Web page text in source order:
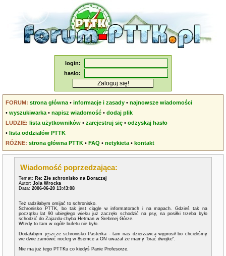
login:
hasło:
FORUM: strona główna •informacje i zasady •najnowsze wiadomości
•wyszukiwarka •napisz wiadomość •dodaj plik
LUDZIE: lista użytkowników •zarejestruj się •odzyskaj hasło
•lista oddziałów PTTK
RÓŻNE: strona główna PTTK •FAQ •netykieta •kontakt
Wiadomość poprzedzająca:
Temat: Re: Złe schronisko na Boraczej
Autor:Jola Wrocka
Data:2006-06-20 13:43:08
Też radziłabym omijać to schronisko.
Schronisko PTTK, bo tak jest ciągle w informatorach i na mapach. Gdzieś tak na
początku lat 90 ubiegłego wieku już zaczęło schodzić na psy, na posiłki trzeba było
schodzić do Zajazdu-chyba Hetman w Srebrnej Górze.
Wtedy to tam w ogóle bufetu nie było.
Dodałabym jeszcze schronisko Pasterka - tam nas dzierżawca wyprosił bo chcieliśmy
we dwie zamówić nocleg w 8semce a ON uważał że mamy "brać dwojke".
Nie ma już tego PTTKu co kiedyś Panie Profesorze.